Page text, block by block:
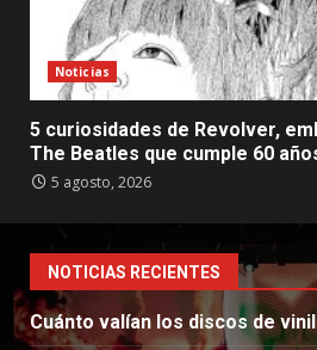
Noticias
5 curiosidades de Revolver,
The Beatles que cumple 60
5 agosto, 2026
NOTICIAS RECIENTES
Cuánto valían los discos de